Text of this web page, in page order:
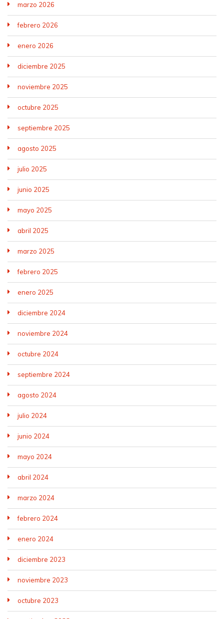
marzo 2026
febrero 2026
enero 2026
diciembre 2025
noviembre 2025
octubre 2025
septiembre 2025
agosto 2025
julio 2025
junio 2025
mayo 2025
abril 2025
marzo 2025
febrero 2025
enero 2025
diciembre 2024
noviembre 2024
octubre 2024
septiembre 2024
agosto 2024
julio 2024
junio 2024
mayo 2024
abril 2024
marzo 2024
febrero 2024
enero 2024
diciembre 2023
noviembre 2023
octubre 2023